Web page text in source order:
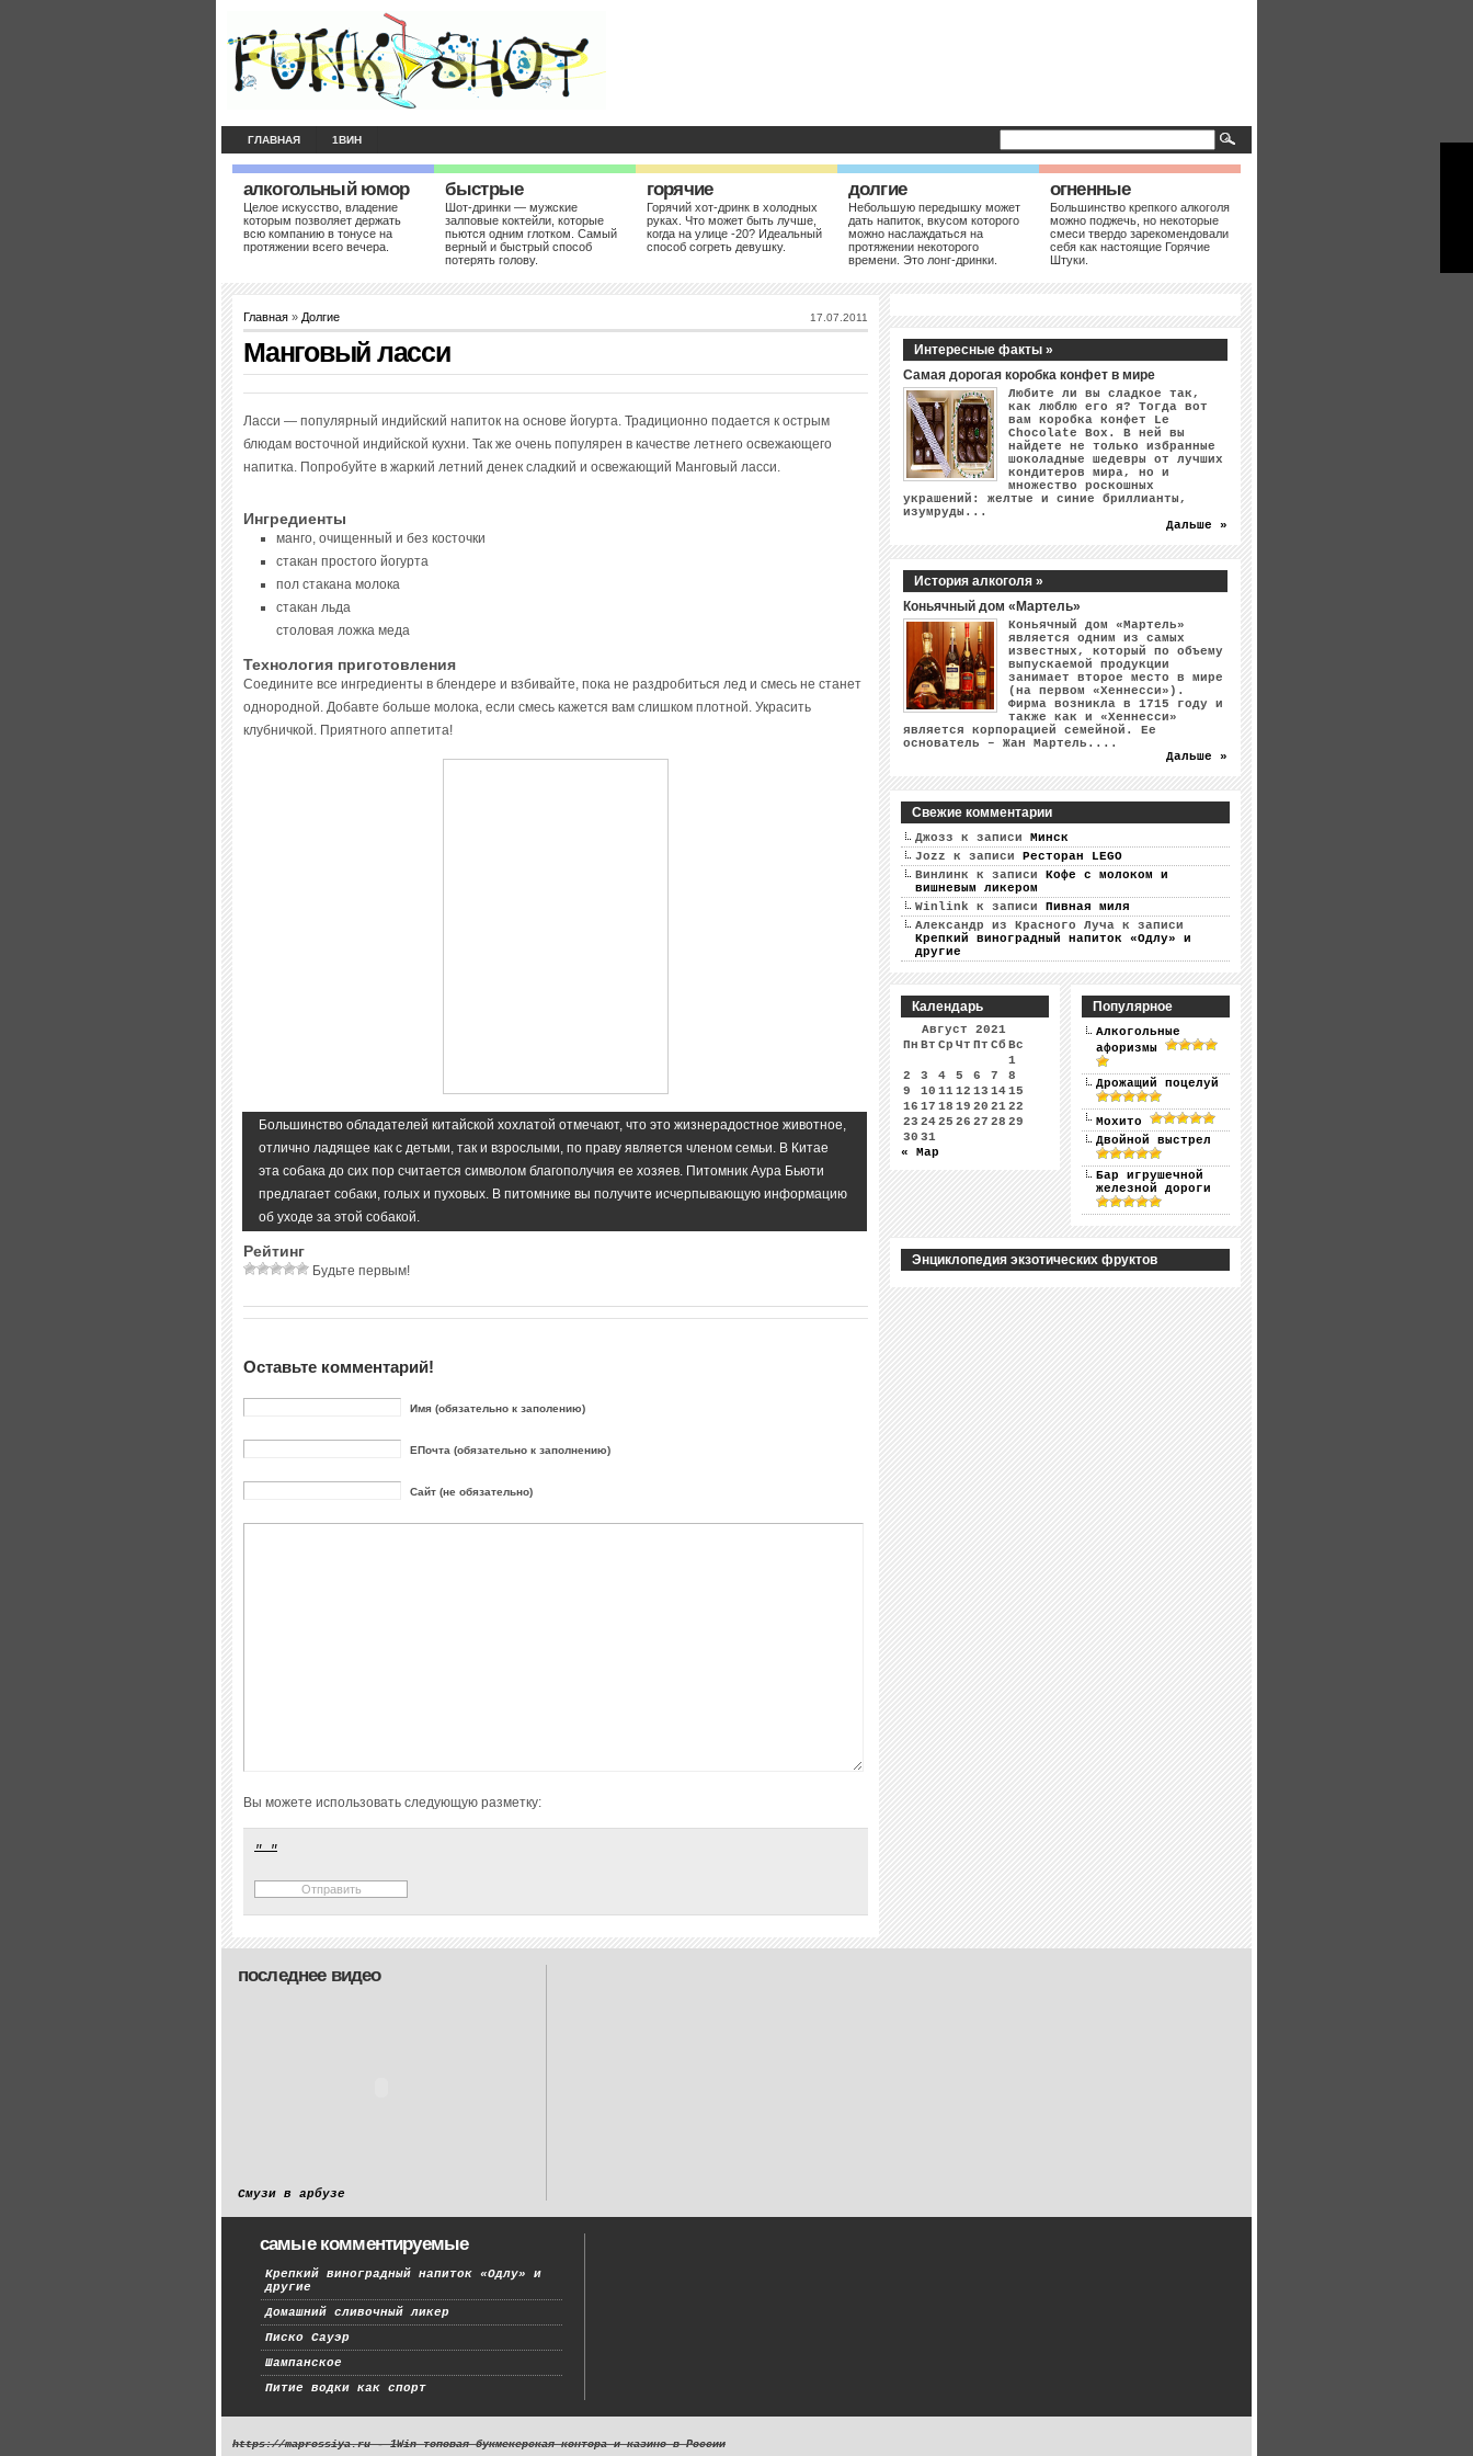
ГЛАВНАЯ 1ВИН
алкогольный юмор
Целое искусство, владение
которым позволяет держать
всю компанию в тонусе на
протяжении всего вечера.
быстрые
Шот-дринки — мужские
залповые коктейли, которые
пьются одним глотком. Самый
верный и быстрый способ
потерять голову.
горячие
Горячий хот-дринк в холодных
руках. Что может быть лучше,
когда на улице -20? Идеальный
способ согреть девушку.
долгие
Небольшую передышку может
дать напиток, вкусом которого
можно наслаждаться на
протяжении некоторого
времени. Это лонг-дринки.
огненные
Большинство крепкого алкоголя
можно поджечь, но некоторые
смеси твердо зарекомендовали
себя как настоящие Горячие
Штуки.
Главная » Долгие 17.07.2011
Манговый ласси
Ласси — популярный индийский напиток на основе йогурта. Традиционно подается к острым
блюдам восточной индийской кухни. Так же очень популярен в качестве летнего освежающего
напитка. Попробуйте в жаркий летний денек сладкий и освежающий Манговый ласси.
Ингредиенты
манго, очищенный и без косточки
стакан простого йогурта
пол стакана молока
стакан льда
столовая ложка меда
Технология приготовления
Соедините все ингредиенты в блендере и взбивайте, пока не раздробиться лед и смесь не станет
однородной. Добавте больше молока, если смесь кажется вам слишком плотной. Украсить
клубничкой. Приятного аппетита!
Большинство обладателей китайской хохлатой отмечают, что это жизнерадостное животное,
отлично ладящее как с детьми, так и взрослыми, по праву является членом семьи. В Китае
эта собака до сих пор считается символом благополучия ее хозяев. Питомник Аура Бьюти
предлагает собаки, голых и пуховых. В питомнике вы получите исчерпывающую информацию
об уходе за этой собакой.
Рейтинг
Будьте первым!
Оставьте комментарий!
Имя (обязательно к заполению)
ЕПочта (обязательно к заполнению)
Сайт (не обязательно)
Вы можете использовать следующую разметку:
Интересные факты »
Самая дорогая коробка конфет в мире
Любите ли вы сладкое так,
как люблю его я? Тогда вот
вам коробка конфет Le
Chocolate Box. В ней вы
найдете не только избранные
шоколадные шедевры от лучших
кондитеров мира, но и
множество роскошных
украшений: желтые и синие бриллианты,
изумруды...
Дальше »
История алкоголя »
Коньячный дом «Мартель»
Коньячный дом «Мартель»
является одним из самых
известных, который по объему
выпускаемой продукции
занимает второе место в мире
(на первом «Хеннесси»).
Фирма возникла в 1715 году и
также как и «Хеннесси»
является корпорацией семейной. Ее
основатель – Жан Мартель....
Дальше »
Свежие комментарии
Джозз к записи Минск
Jozz к записи Ресторан LEGO
Винлинк к записи Кофе с молоком и
вишневым ликером
Winlink к записи Пивная миля
Александр из Красного Луча к записи
Крепкий виноградный напиток «Одлу» и
другие
Календарь
Август 2021
Пн Вт Ср Чт Пт Сб Вс
1
2
3 4 5 6 7
8
9
10 1112 13 1415
16 17 18 19 20 2122
23 2425 26 27 28 29
30 31
« Мар
Популярное
Алкогольные
афоризмы
Дрожащий поцелуй
Мохито
Двойной выстрел
Бар игрушечной
железной дороги
Энциклопедия экзотических фруктов
последнее видео
Смузи в арбузе
самые комментируемые
Крепкий виноградный напиток «Одлу» и
другие
Домашний сливочный ликер
Писко Сауэр
Шампанское
Питие водки как спорт
https://maprossiya.ru - 1Win топовая букмекерская контора и казино в России